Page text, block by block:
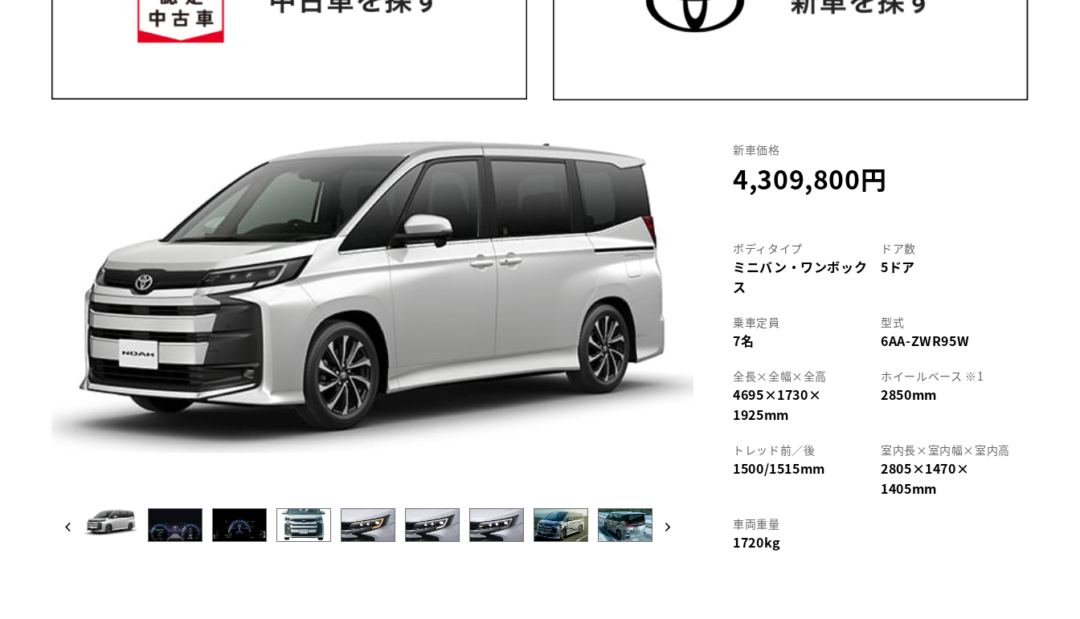
新車価格
4,309,800
ボディタイプ
ミニバン・ワンボック
ス
ドア数
5ドア
乗車定員
7名
型式
6AA-ZWR95W
全長×全幅×全高
4695×1730×
1925mm
ホイールベース ※1
2850mm
トレッド前／後
1500/1515mm
室内長× 室内幅× 室内高
2805×1470×
1405mm
車両重量
1720kg